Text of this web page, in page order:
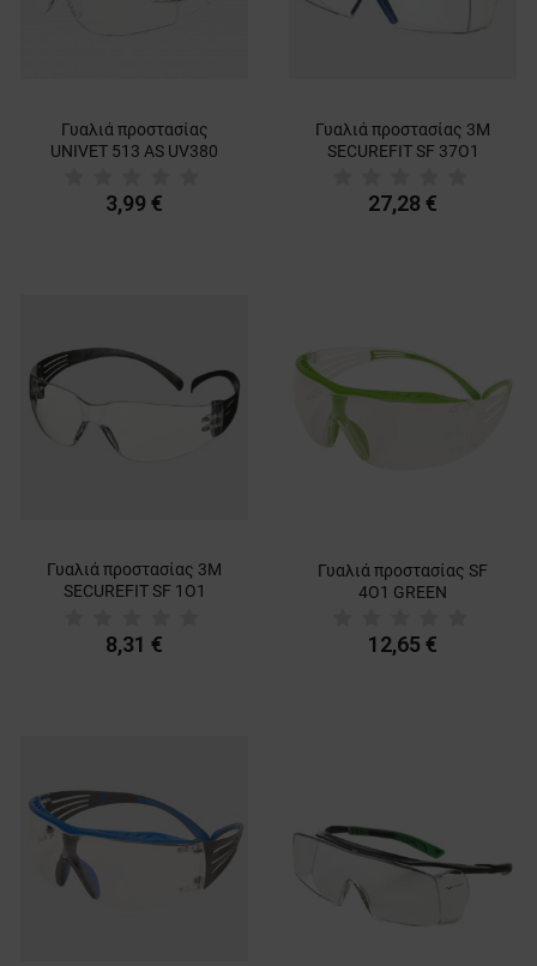
Γυαλιά προστασίας
UNIVET 513 AS UV380
3,99 €
Γυαλιά προστασίας 3M
SECUREFIT SF 37О1
27,28 €
Γυαλιά προστασίας 3M
SECUREFIT SF 1О1
8,31 €
Γυαλιά προστασίας SF
4О1 GREEN
12,65 €